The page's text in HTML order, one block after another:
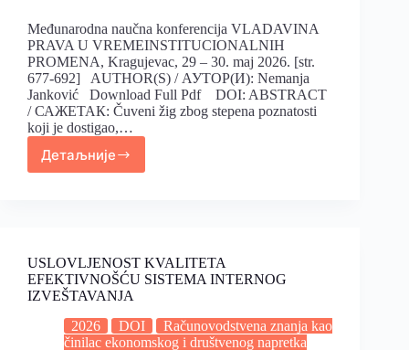
Međunarodna naučna konferencija VLADAVINA
PRAVA U VREMEINSTITUCIONALNIH
PROMENA, Kragujevac, 29 – 30. maj 2026. [str.
677-692] AUTHOR(S) / АУТОР(И): Nemanja
Janković Download Full Pdf DOI: ABSTRACT
/ САЖЕТАК: Čuveni žig zbog stepena poznatosti
koji je dostigao,…
Детаљније
USLOVLJENOST KVALITETA
EFEKTIVNOŠĆU SISTEMA INTERNOG
IZVEŠTAVANJA
2026
DOI
Računovodstvena znanja kao
činilac ekonomskog i društvenog napretka